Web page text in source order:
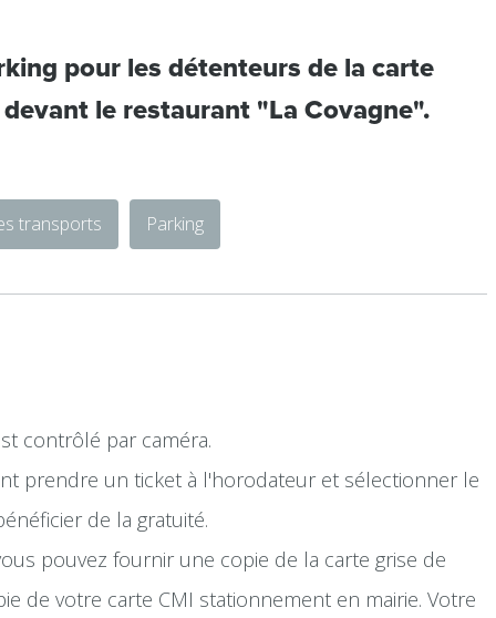
pour les détenteurs de la carte
le restaurant "La Covagne".
transports Parking
contrôlé par caméra.
prendre un ticket à l'horodateur et sélectionner le
de la gratuité.
pouvez fournir une copie de la carte grise de
de votre carte CMI stationnement en mairie. Votre